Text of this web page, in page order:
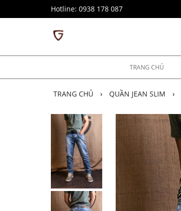
Hotline: 0938 178 087
TRANG CHỦ
TRANG CHỦ › QUẦN JEAN SLIM ›